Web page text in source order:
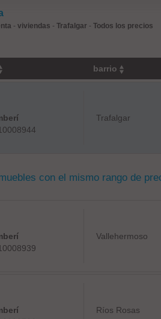
- viviendas - Trafalgar - Todos los precios
barrio
Trafalgar
con el mismo rango de
Vallehermoso
Ríos Rosas